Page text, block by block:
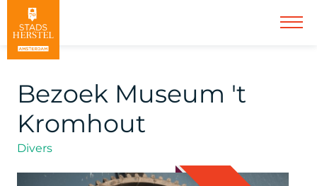
Bezoek Museum 't
Kromhout
Divers